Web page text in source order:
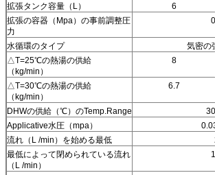
拡張タンク容量（L）
6
拡張の容器（Mpa）の事前調整圧
力
水循環のタイプ
気密の
△T=25℃の熱湯の供給
（kg/min）
8
△T=30℃の熱湯の供給
（kg/min）
6.7
DHWの供給（℃）のTemp.Range
Applicative水圧（mpa）
流れ（L /min）を始める最低
最低によって閉められている流れ
（L /min）